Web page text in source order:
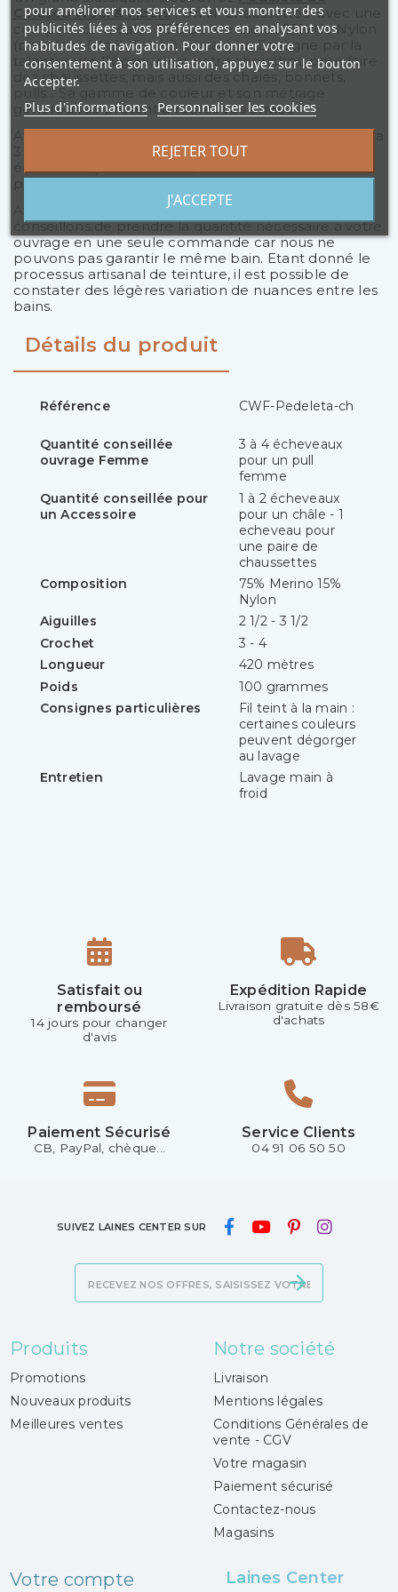
Colosco Wool & Fibers! Un fil "chaussettes" avec une
composition idéale : 75% de Merino et 25% de Nylon
(pour la solidité). Teint à la main en Espagne par la
talentueuse Régina, c'est notre chouchou pour faire
des chaussettes, mais aussi des châles, bonnets,
pulls... Sa gamme de couleur et son métrage
généreux se prêtent à toutes vos envies.
Avec ses 420 mètres pour 50 grammes, il vous faudra
3 à 4 écheveaux pour un pull taille femme et 1 à 2
écheveaux pour un châle, et seulement 1 écheveau
pour une paire de chaussettes.
Attention, le fil est teint en bain réduit : nous vous
conseillons de prendre la quantité nécessaire à votre
ouvrage en une seule commande car nous ne
pouvons pas garantir le même bain. Etant donné le
processus artisanal de teinture, il est possible de
constater des légères variation de nuances entre les
bains.
Détails du produit
Référence CWF-Pedeleta-ch
Quantité conseillée
ouvrage Femme
3 à 4 écheveaux
pour un pull
femme
Quantité conseillée pour
un Accessoire
1 à 2 écheveaux
pour un châle - 1
echeveau pour
une paire de
chaussettes
Composition
75% Merino 15%
Nylon
Aiguilles
2 1/2 - 3 1/2
Crochet
3 - 4
Longueur
420 mètres
Poids
100 grammes
Consignes particulières
Fil teint à la main :
certaines couleurs
peuvent dégorger
au lavage
Entretien
Lavage main à
froid
Satisfait ou
remboursé
14 jours pour changer
d'avis
Expédition Rapide
Livraison gratuite dès 58€
d'achats
Paiement Sécurisé
CB, PayPal, chèque...
Service Clients
04 91 06 50 50
SUIVEZ LAINES CENTER SUR
Produits
Promotions
Nouveaux produits
Meilleures ventes
Notre société
Livraison
Mentions légales
Conditions Générales de
vente - CGV
Votre magasin
Paiement sécurisé
Contactez-nous
Magasins
Votre compte Laines Center
pour améliorer nos services et vous montrer des
publicités liées à vos préférences en analysant vos
habitudes de navigation. Pour donner votre
consentement à son utilisation, appuyez sur le bouton
Accepter.
Plus d'informations Personnaliser les cookies
REJETER TOUT
J'ACCEPTE